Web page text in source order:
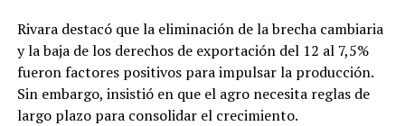
Rivara destacó que la eliminación de la brecha cambiaria
y la baja de los derechos de exportación del 12 al 7,5%
fueron factores positivos para impulsar la producción.
Sin embargo, insistió en que el agro necesita reglas de
largo plazo para consolidar el crecimiento.